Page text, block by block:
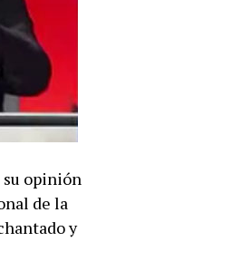
su opinión
de la
y